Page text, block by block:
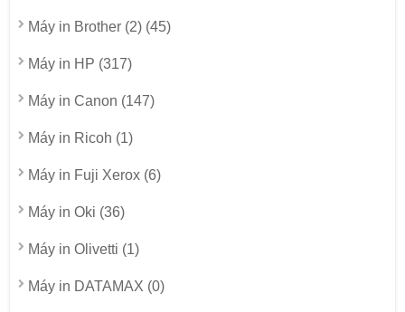
Máy in Brother (2) (45)
Máy in HP (317)
Máy in Canon (147)
Máy in Ricoh (1)
Máy in Fuji Xerox (6)
Máy in Oki (36)
Máy in Olivetti (1)
Máy in DATAMAX (0)